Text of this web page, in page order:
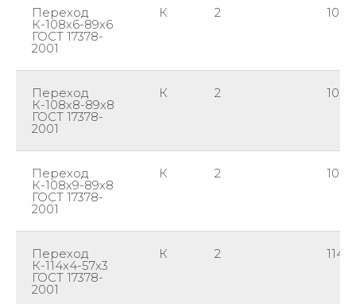
Переход
К-108х6-89х6
ГОСТ 17378-
2001
К 2 108
Переход
К-108х8-89х8
ГОСТ 17378-
2001
К 2 108
Переход
К-108х9-89х8
ГОСТ 17378-
2001
К 2 108
Переход
К-114х4-57х3
ГОСТ 17378-
2001
К 2 114